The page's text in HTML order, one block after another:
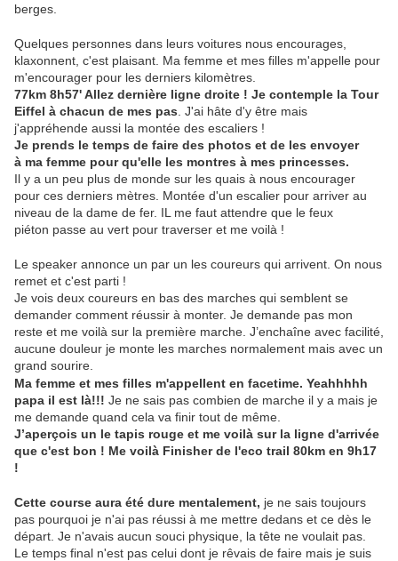
berges.
Quelques personnes dans leurs voitures nous encourages,
klaxonnent, c'est plaisant. Ma femme et mes filles m'appelle pour
m'encourager pour les derniers kilomètres.
77km 8h57' Allez dernière ligne droite ! Je contemple la Tour
Eiffel à chacun de mes pas . J'ai hâte d'y être mais
j'appréhende aussi la montée des escaliers !
Je prends le temps de faire des photos et de les envoyer
à ma femme pour qu'elle les montres à mes princesses.
Il y a un peu plus de monde sur les quais à nous encourager
pour ces derniers mètres. Montée d'un escalier pour arriver au
niveau de la dame de fer. IL me faut attendre que le feux
piéton passe au vert pour traverser et me voilà !
Le speaker annonce un par un les coureurs qui arrivent. On nous
remet et c'est parti !
Je vois deux coureurs en bas des marches qui semblent se
demander comment réussir à monter. Je demande pas mon
reste et me voilà sur la première marche. J’enchaîne avec facilité,
aucune douleur je monte les marches normalement mais avec un
grand sourire.
Ma femme et mes filles m'appellent en facetime. Yeahhhhh
papa il est là!!! Je ne sais pas combien de marche il y a mais je
me demande quand cela va finir tout de même.
J’aperçois un le tapis rouge et me voilà sur la ligne d'arrivée
que c'est bon ! Me voilà Finisher de l'eco trail 80km en 9h17
!
Cette course aura été dure mentalement, je ne sais toujours
pas pourquoi je n'ai pas réussi à me mettre dedans et ce dès le
départ. Je n'avais aucun souci physique, la tête ne voulait pas.
Le temps final n'est pas celui dont je rêvais de faire mais je suis